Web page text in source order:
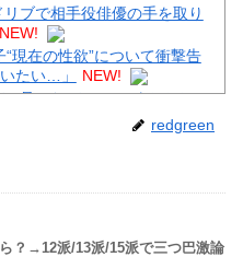
ブで相手役俳優の手を取り
NEW!
“現在の性欲”について衝撃告
たい…」
NEW!
見せたデカケツがそそる
redgreen
？→12派/13派/15派で三つ巴激論